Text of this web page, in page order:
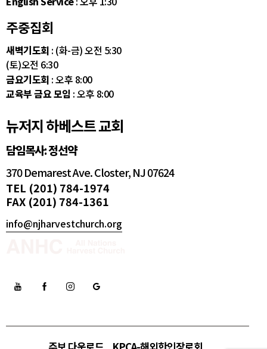
주중집회
새벽기도회 : (화-금) 오전 5:30
(토)오전 6:30
금요기도회 : 오후 8:00
교육부 금요 모임 : 오후 8:00
뉴저지 하베스트 교회
담임목사: 정선약
370 Demarest Ave. Closter, NJ 07624
TEL (201) 784-1974
FAX (201) 784-1361
info@njharvestchurch.org